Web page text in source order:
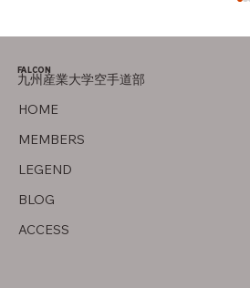
父について
HOME
MEMBERS
LEGEND
BLOG
ACCESS
FALCON
九州産業大学空手道部